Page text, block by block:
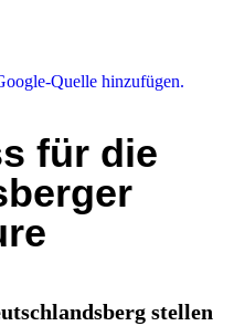
Quelle hinzufügen.
für die
stellen